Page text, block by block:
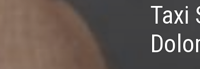
Taxi